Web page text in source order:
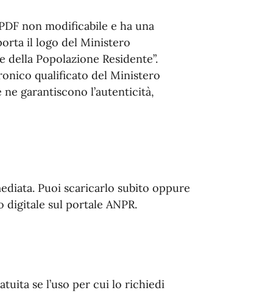
non modificabile e ha una
il logo del Ministero
della Popolazione Residente”.
qualificato del Ministero
garantiscono l’autenticità,
Puoi scaricarlo subito oppure
sul portale ANPR.
se l’uso per cui lo richiedi